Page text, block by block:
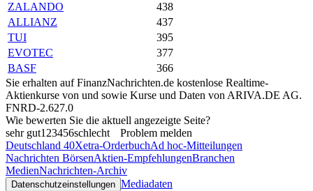
ZALANDO
438
ALLIANZ
437
TUI
395
EVOTEC
377
BASF
366
Sie erhalten auf FinanzNachrichten.de kostenlose Realtime-
Aktienkurse von und sowie Kurse und Daten von ARIVA.DE AG.
FNRD-2.627.0
Wie bewerten Sie die aktuell angezeigte Seite?
sehr gut1 23456schlecht
Problem melden
Deutschland 40Xetra-OrderbuchAd hoc-Mitteilungen
Nachrichten BörsenAktien-EmpfehlungenBranchen
MedienNachrichten-Archiv
Datenschutzeinstellungen Mediadaten